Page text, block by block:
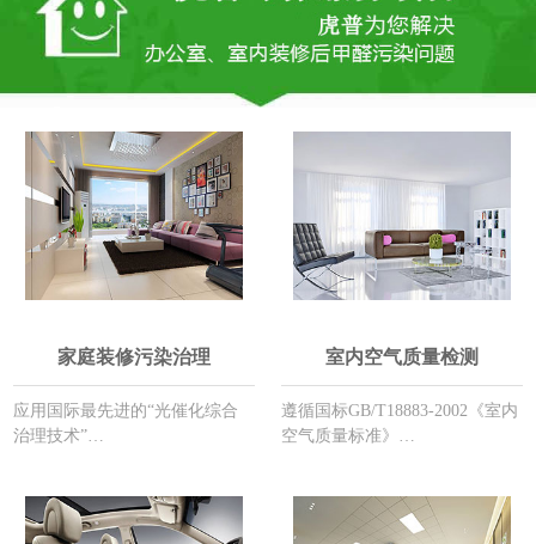
家庭装修污染治理
应用国际最先进的“光催化综合
治理技术”…
室内空气质量检测
遵循国标GB/T18883-2002《室内
空气质量标准》…